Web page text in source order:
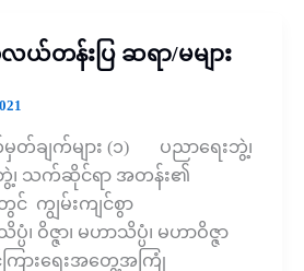
ယ်တန်းပြ ဆရာ/မများ
ချက်များ (၁) ပညာရေးဘွဲ့၊
ဘွဲ့၊ သက်ဆိုင်ရာ အတန်း၏
တွင် ကျွမ်းကျင်စွာ
ဝိဇ္ဇာ၊ မဟာသိပ္ပံ၊ မဟာဝိဇ္ဇာ
ားရေးအတွေ့အကြုံ